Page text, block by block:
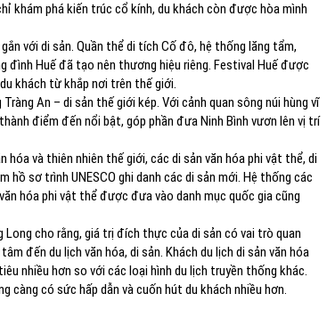
khám phá kiến trúc cổ kính, du khách còn được hòa mình
với di sản. Quần thể di tích Cố đô, hệ thống lăng tẩm,
đình Huế đã tạo nên thương hiệu riêng. Festival Huế được
khách từ khắp nơi trên thế giới.
An – di sản thế giới kép. Với cảnh quan sông núi hùng vĩ
điểm đến nổi bật, góp phần đưa Ninh Bình vươn lên vị trí
hóa và thiên nhiên thế giới, các di sản văn hóa phi vật thể, di
sơ trình UNESCO ghi danh các di sản mới. Hệ thống các
hóa phi vật thể được đưa vào danh mục quốc gia cũng
cho rằng, giá trị đích thực của di sản có vai trò quan
đến du lịch văn hóa, di sản. Khách du lịch di sản văn hóa
nhiều hơn so với các loại hình du lịch truyền thống khác.
càng có sức hấp dẫn và cuốn hút du khách nhiều hơn.